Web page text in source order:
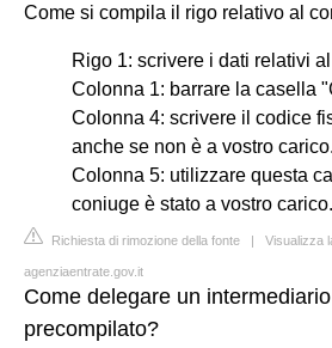
Come si compila il rigo relativo al
Rigo 1: scrivere i dati relativi
Colonna 1: barrare la casella
Colonna 4: scrivere il codice
anche se non è a vostro carico.
Colonna 5: utilizzare questa
coniuge è stato a vostro carico.
Richiesta di rimozione della fonte | Visualizza
agenziaentrate.gov.it
Come delegare un
precompilato?